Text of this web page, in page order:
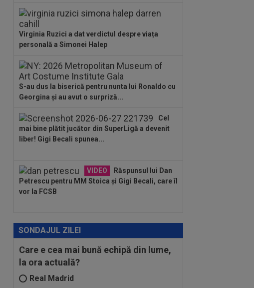
Campionatele Mondiale U19!
11:34 FOTO
Lionel Messi a ajuns în
Argentina, după moartea tatălui său
11:33 FOTO
Pedri s-a ținut de
promisiune: doar Lamine Yamal a mai
rămas
11:32
Marius Șumudică îl vrea pe Denis
11:10 VIDEO
Nemaiîntâlnit: accident
rutier provocat de un meci de fotbal.
Virginia Ruzici a dat verdictul despre viața
personală a Simonei Halep
S-au dus la biserică pentru nunta lui Ronaldo cu
Georgina și au avut o surpriză...
Cel
mai bine plătit jucător din SuperLigă a devenit
liber! Gigi Becali spunea...
VIDEO
Răspunsul lui Dan
Petrescu pentru MM Stoica și Gigi Becali, care îl
vor la FCSB
SONDAJUL ZILEI
Care e cea mai bună echipă din lume,
la ora actuală?
Real Madrid